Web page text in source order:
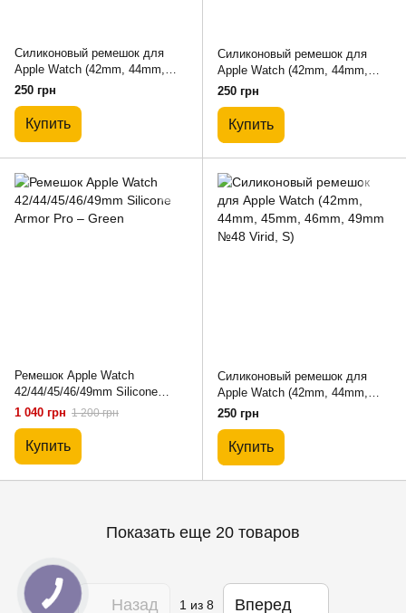
Силиконовый ремешок для
Apple Watch (42mm, 44mm,
45mm, 46mm, 49mm №47 Hot
250 грн
Купить
Силиконовый ремешок для
Apple Watch (42mm, 44mm,
45mm, 46mm, 49mm №13
250 грн
Купить
Ремешок Apple Watch
42/44/45/46/49mm Silicone
Armor Pro – Green
1 040 грн 1 200 грн
Купить
Силиконовый ремешок для
Apple Watch (42mm, 44mm,
45mm, 46mm, 49mm №48 Virid,
250 грн
Купить
Показать еще 20 товаров
Назад 1из 8 Вперед